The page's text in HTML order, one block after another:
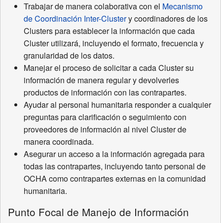
Trabajar de manera colaborativa con el Mecanismo
de Coordinación Inter-Clustery coordinadores de los
Clusters para establecer la información que cada
Cluster utilizará, incluyendo el formato, frecuencia y
granularidad de los datos.
Manejar el proceso de solicitar a cada Cluster su
información de manera regular y devolverles
productos de información con las contrapartes.
Ayudar al personal humanitaria responder a cualquier
preguntas para clarificación o seguimiento con
proveedores de información al nivel Cluster de
manera coordinada.
Asegurar un acceso a la información agregada para
todas las contrapartes, incluyendo tanto personal de
OCHA como contrapartes externas en la comunidad
humanitaria.
Punto Focal de Manejo de Información